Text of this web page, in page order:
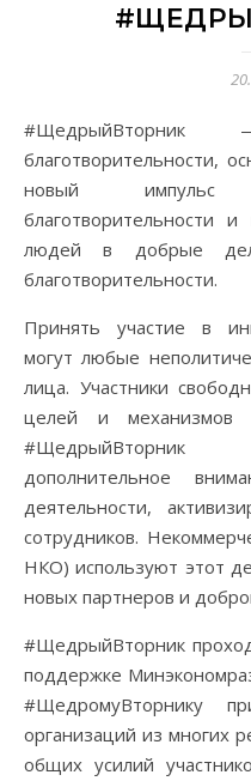
#ЩедрыйВторник — всемирный день
благотворительности,
новый импульс
благотворительности
людей в добрые
благотворительности.
Принять участие в
могут любые
лица. Участники
целей и механизмов
#ЩедрыйВторник
дополнительное
деятельности,
сотрудников.
НКО) используют этот
новых партнеров и
#ЩедрыйВторник
поддержке
#ЩедромуВторнику
организаций из многих
общих усилий